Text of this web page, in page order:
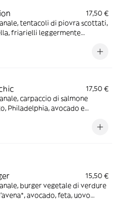
17,50 €
tentacoli di piovra scottati,
friarielli leggermente
17,50 €
carpaccio di salmone
Philadelphia, avocado e
15,50 €
burger vegetale di verdure
avocado, feta, uovo